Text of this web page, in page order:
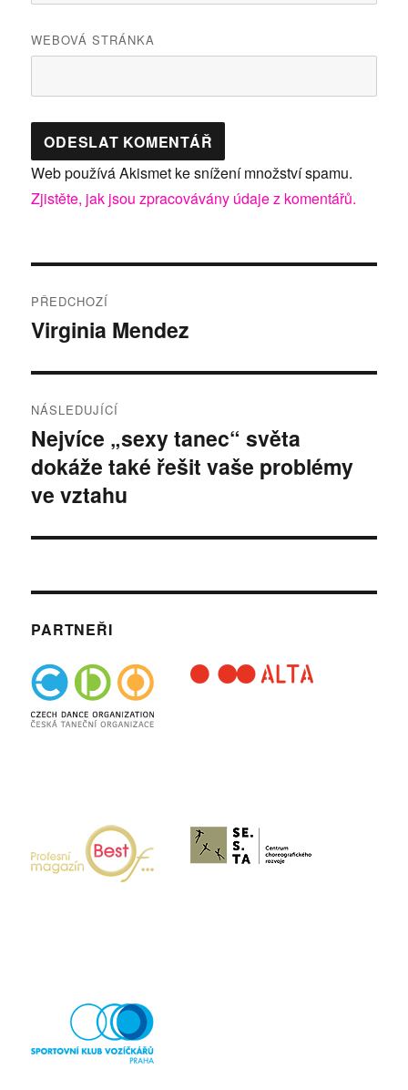
WEBOVÁ STRÁNKA
Web používá Akismet ke snížení množství spamu.
Zjistěte, jak jsou zpracovávány údaje z komentářů.
pro
PŘEDCHOZÍ
Předchozí
Virginia Mendez
NÁSLEDUJÍCÍ
Následující
příspěvek:
Nejvíce „sexy tanec“ světa
dokáže také řešit vaše problémy
ve vztahu
PARTNEŘI